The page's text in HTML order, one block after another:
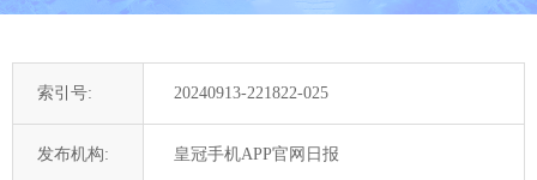
索引号: 20240913-221822-025
发布机构: 皇冠手机APP官网日报